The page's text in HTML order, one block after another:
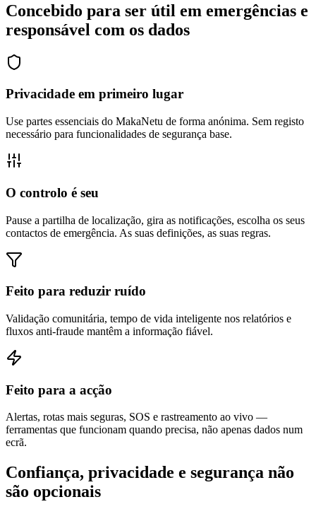
Concebido para ser útil em emergências e
responsável com os dados
Privacidade em primeiro lugar
Use partes essenciais do MakaNetu de forma anónima. Sem registo
necessário para funcionalidades de segurança base.
O controlo é seu
Pause a partilha de localização, gira as notificações, escolha os seus
contactos de emergência. As suas definições, as suas regras.
Feito para reduzir ruído
Validação comunitária, tempo de vida inteligente nos relatórios e
fluxos anti-fraude mantêm a informação fiável.
Feito para a acção
Alertas, rotas mais seguras, SOS e rastreamento ao vivo —
ferramentas que funcionam quando precisa, não apenas dados num
ecrã.
Confiança, privacidade e segurança não
são opcionais